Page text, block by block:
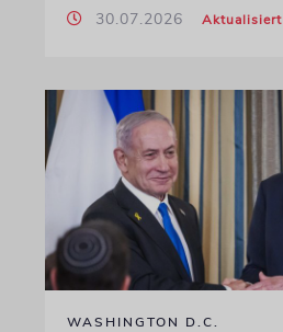
30.07.2026 Aktualisiert
WASHINGTON D.C.